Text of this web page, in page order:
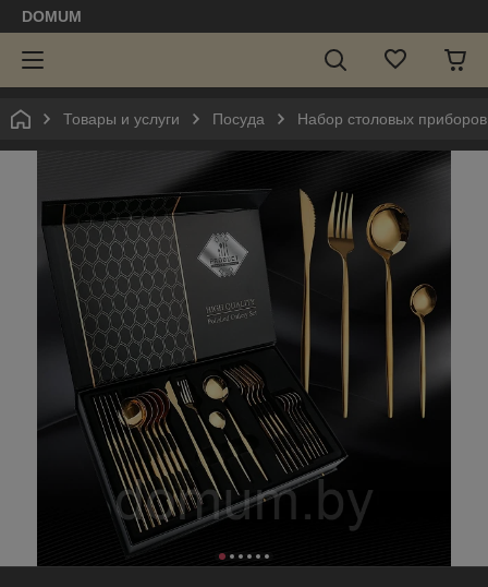
DOMUM
Товары и услуги Посуда Набор столовых